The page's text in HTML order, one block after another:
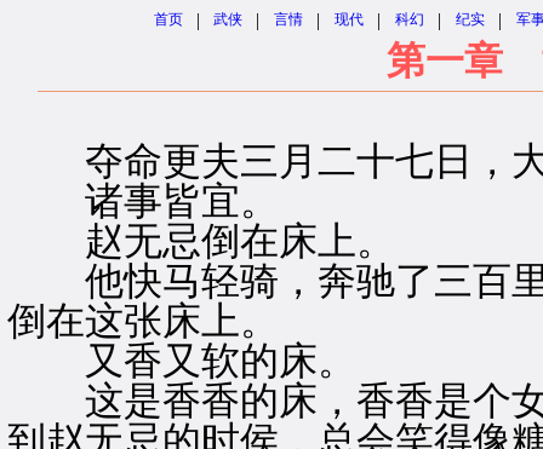
首页 | 武侠 | 言情 | 现代 | 科幻 | 纪实 | 军
第一章
夺命更夫三月二十七日，
诸事皆宜。
赵无忌倒在床上。
他快马轻骑，奔驰了三百里
倒在这张床上。
又香又软的床。
这是香香的床，香香是个女